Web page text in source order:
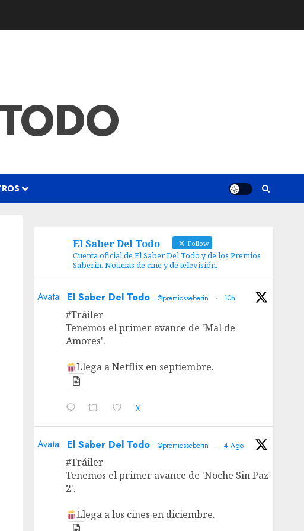
El Saber Del Todo Follow
Cuenta oficial de El Saber Del Todo y de los Premios
Saberin. Noticias de cine y de televisión.
Avatar El Saber Del Todo @premiosseberin · 10h
#Tráiler
Tenemos el primer avance de 'Mal de
Amores'.
Llega a Netflix en septiembre.
X
Avatar El Saber Del Todo @premiosseberin · 4 Ago
#Tráiler
Tenemos el primer avance de 'Noche Sin Paz
2'.
Llega a los cines en diciembre.